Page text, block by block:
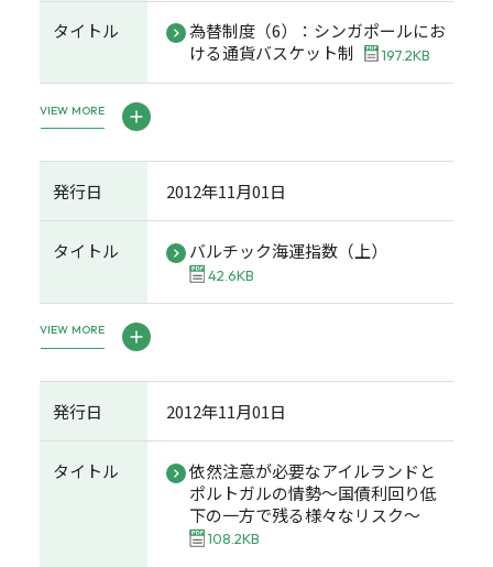
タイトル
為替制度（6）：シンガポールにお
ける通貨バスケット制
197.2KB
VIEW MORE
発行日 2012年11月01日
タイトル バルチック海運指数（上）
42.6KB
VIEW MORE
発行日 2012年11月01日
タイトル
依然注意が必要なアイルランドと
ポルトガルの情勢～国債利回り低
下の一方で残る様々なリスク～
108.2KB